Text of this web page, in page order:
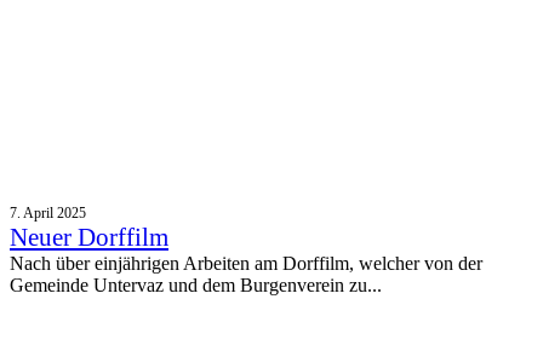
7. April 2025
Neuer Dorffilm
Nach über einjährigen Arbeiten am Dorffilm, welcher von der
Gemeinde Untervaz und dem Burgenverein zu...